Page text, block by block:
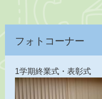
フォトコーナー
1学期終業式・表彰式